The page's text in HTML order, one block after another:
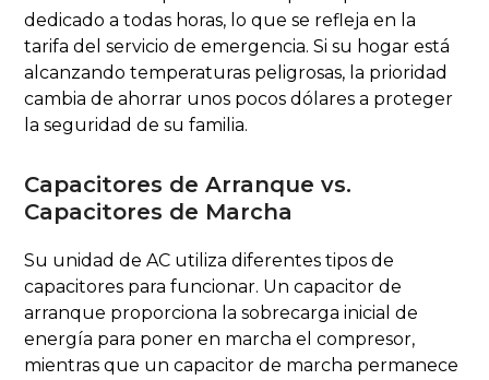
dedicado a todas horas, lo que se refleja en la
tarifa del servicio de emergencia. Si su hogar está
alcanzando temperaturas peligrosas, la prioridad
cambia de ahorrar unos pocos dólares a proteger
la seguridad de su familia.
Capacitores de Arranque vs.
Capacitores de Marcha
Su unidad de AC utiliza diferentes tipos de
capacitores para funcionar. Un capacitor de
arranque proporciona la sobrecarga inicial de
energía para poner en marcha el compresor,
mientras que un capacitor de marcha permanece